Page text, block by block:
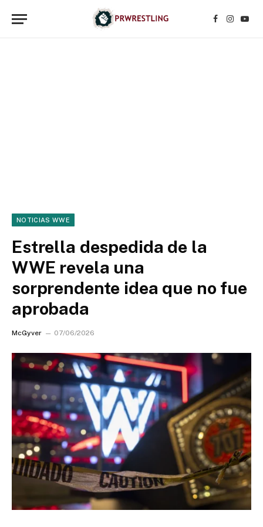
Facebook
NOTICIAS WWE
Estrella despedida de la
WWE revela una
sorprendente idea que no fue
aprobada
McGyver 07/06/2026